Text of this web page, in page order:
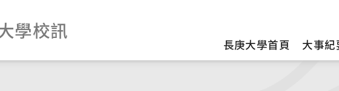
學校訊
長庚大學首頁 大事紀